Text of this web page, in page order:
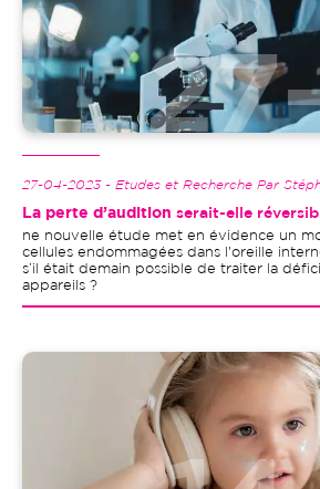
27-04-2023 - Etudes et Recherche Par
La perte d’audition serait-elle
ne nouvelle étude met en évidence un
cellules endommagées dans l'oreille
s’il était demain possible de traiter la
appareils ?
Image